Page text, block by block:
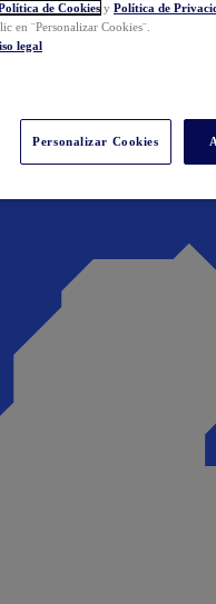
de Cookies y Política de
en ¨Personalizar Cookies¨.
legal
Personalizar Cookies